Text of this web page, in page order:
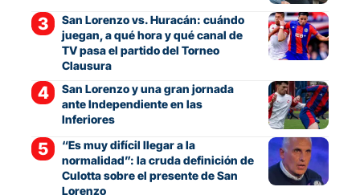
San Lorenzo vs. Huracán: cuándo
juegan, a qué hora y qué canal de
TV pasa el partido del Torneo
Clausura
San Lorenzo y una gran jornada
ante Independiente en las
Inferiores
“Es muy difícil llegar a la
normalidad”: la cruda definición de
Culotta sobre el presente de San
Lorenzo